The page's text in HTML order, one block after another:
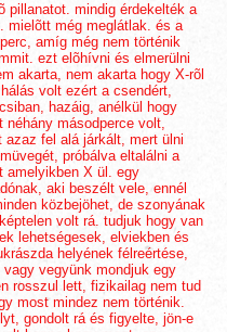
pillanatot. mindig érdekelték a
mielõtt még meglátlak. és a
amíg még nem történik
ezt elõhívni és elmerülni
akarta, nem akarta hogy X-rõl
volt ezért a csendért,
hazáig, anélkül hogy
néhány másodperce volt,
fel alá járkált, mert ülni
próbálva eltalálni a
amelyikben X ül. egy
aki beszélt vele, ennél
közbejöhet, de szonyának
volt rá. tudjuk hogy van
lehetségesek, elviekben és
helyének félreértése,
vegyünk mondjuk egy
rosszul lett, fizikailag nem tud
most mindez nem történik.
gondolt rá és figyelte, jön-e